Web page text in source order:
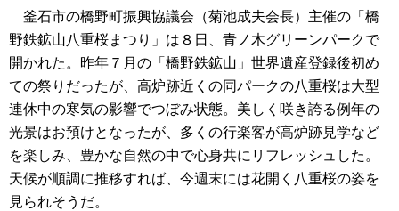
釜石市の橋野町振興協議会（菊池成夫会長）主催の「橋
野鉄鉱山八重桜まつり」は８日、青ノ木グリーンパークで
開かれた。昨年７月の「橋野鉄鉱山」世界遺産登録後初め
ての祭りだったが、高炉跡近くの同パークの八重桜は大型
連休中の寒気の影響でつぼみ状態。美しく咲き誇る例年の
光景はお預けとなったが、多くの行楽客が高炉跡見学など
を楽しみ、豊かな自然の中で心身共にリフレッシュした。
天候が順調に推移すれば、今週末には花開く八重桜の姿を
見られそうだ。